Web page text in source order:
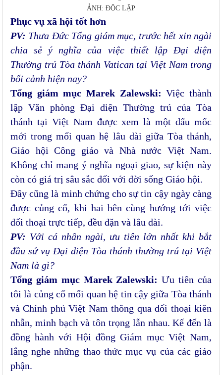
ẢNH: ĐỘC LẬP
Phục vụ xã hội tốt hơn
PV: Thưa Đức Tổng giám mục, trước hết xin ngài
chia sẻ ý nghĩa của việc thiết lập Đại diện
Thường trú Tòa thánh Vatican tại Việt Nam trong
bối cảnh hiện nay?
Tổng giám mục Marek Zalewski:Việc thành
lập Văn phòng Đại diện Thường trú của Tòa
thánh tại Việt Nam được xem là một dấu mốc
mới trong mối quan hệ lâu dài giữa Tòa thánh,
Giáo hội Công giáo và Nhà nước Việt Nam.
Không chỉ mang ý nghĩa ngoại giao, sự kiện này
còn có giá trị sâu sắc đối với đời sống Giáo hội.
Đây cũng là minh chứng cho sự tin cậy ngày càng
được củng cố, khi hai bên cùng hướng tới việc
đối thoại trực tiếp, đều đặn và lâu dài.
PV: Với cá nhân ngài, ưu tiên lớn nhất khi bắt
đầu sứ vụ Đại diện Tòa thánh thường trú tại Việt
Nam là gì?
Tổng giám mục Marek Zalewski: Ưu tiên của
tôi là củng cố mối quan hệ tin cậy giữa Tòa thánh
và Chính phủ Việt Nam thông qua đối thoại kiên
nhẫn, minh bạch và tôn trọng lẫn nhau. Kế đến là
đồng hành với Hội đồng Giám mục Việt Nam,
lắng nghe những thao thức mục vụ của các giáo
phận.